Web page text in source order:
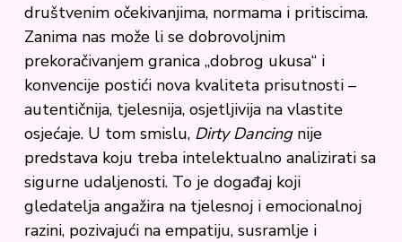
društvenim očekivanjima, normama i pritiscima.
Zanima nas može li se dobrovoljnim
prekoračivanjem granica „dobrog ukusa“ i
konvencije postići nova kvaliteta prisutnosti –
autentičnija, tjelesnija, osjetljivija na vlastite
osjećaje. U tom smislu, Dirty Dancingnije
predstava koju treba intelektualno analizirati sa
sigurne udaljenosti. To je događaj koji
gledatelja angažira na tjelesnoj i emocionalnoj
razini, pozivajući na empatiju, susramlje i